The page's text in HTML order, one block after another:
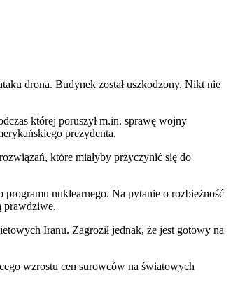
drona. Budynek został uszkodzony. Nikt nie
której poruszył m.in. sprawę wojny
prezydenta.
które miałyby przyczynić się do
programu nuklearnego. Na pytanie o rozbieżność
prawdziwe.
Iranu. Zagroził jednak, że jest gotowy na
wzrostu cen surowców na światowych